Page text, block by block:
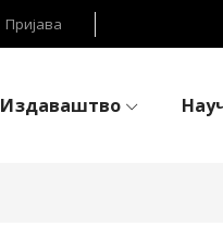
Пријава
Издаваштво